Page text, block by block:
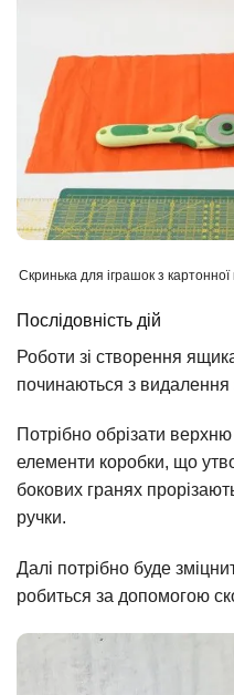
Скринька для іграшок з картонної
Послідовність дій
Роботи зі створення
починаються з видалення
Потрібно обрізати
елементи коробки, що
бокових гранях
ручки.
Далі потрібно буде
робиться за допомогою